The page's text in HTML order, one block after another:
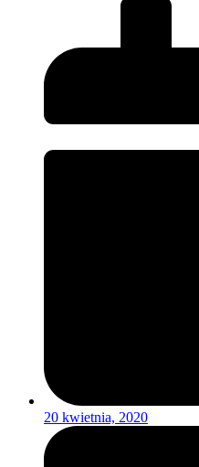
20 kwietnia, 2020